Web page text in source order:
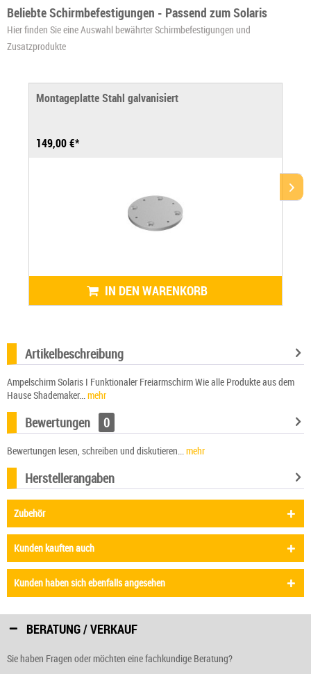
Beliebte Schirmbefestigungen - Passend zum Solaris
Hier finden Sie eine Auswahl bewährter Schirmbefestigungen und
Zusatzprodukte
Montageplatte Stahl galvanisiert
149,00 €*
IN DEN WARENKORB
Artikelbeschreibung
Ampelschirm Solaris I Funktionaler Freiarmschirm Wie alle Produkte aus dem
Hause Shademaker... mehr
Bewertungen 0
Bewertungen lesen, schreiben und diskutieren... mehr
Herstellerangaben
Zubehör
Kunden kauften auch
Kunden haben sich ebenfalls angesehen
BERATUNG / VERKAUF
Sie haben Fragen oder möchten eine fachkundige Beratung?